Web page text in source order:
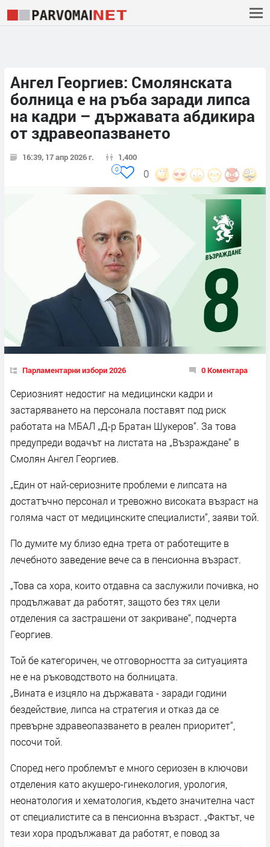
Ангел Георгиев: Смолянската
болница е на ръба заради липса
на кадри – държавата абдикира
от здравеопазването
16:39, 17 апр 2026 г. 1,400
0
0
Парламентарни избори 2026 0 Коментара
Сериозният недостиг на медицински кадри и
застаряването на персонала поставят под риск
работата на МБАЛ „Д-р Братан Шукеров“. За това
предупреди водачът на листата на „Възраждане“ в
Смолян Ангел Георгиев.
„Един от най-сериозните проблеми е липсата на
достатъчно персонал и тревожно високата възраст на
голяма част от медицинските специалисти“, заяви той.
По думите му близо една трета от работещите в
лечебното заведение вече са в пенсионна възраст.
„Това са хора, които отдавна са заслужили почивка, но
продължават да работят, защото без тях цели
отделения са застрашени от закриване“, подчерта
Георгиев.
Той бе категоричен, че отговорността за ситуацията
не е на ръководството на болницата.
„Вината е изцяло на държавата - заради години
бездействие, липса на стратегия и отказ да се
превърне здравеопазването в реален приоритет“,
посочи той.
Според него проблемът е много сериозен в ключови
отделения като акушеро-гинекология, урология,
неонатология и хематология, където значителна част
от специалистите са в пенсионна възраст. „Фактът, че
тези хора продължават да работят, е повод за